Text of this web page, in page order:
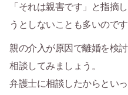
「それは親害です」と指摘
うとしないことも多いのです
親の介入が原因で離婚を検
相談してみましょう。
弁護士に相談したからとい